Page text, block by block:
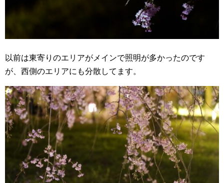
以前は東寄りのエリアがメインで照明が多かったのです
が、西側のエリアにも分散してます。